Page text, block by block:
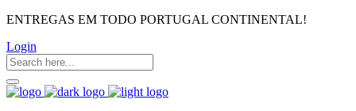
ENTREGAS EM TODO PORTUGAL CONTINENTAL!
Login